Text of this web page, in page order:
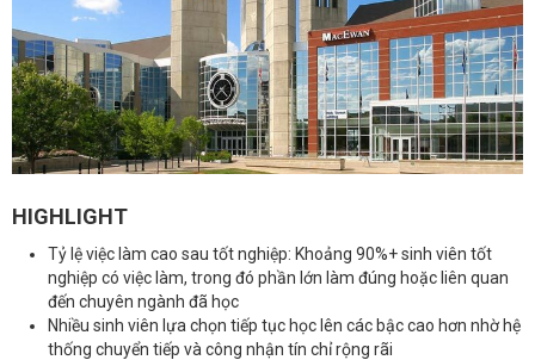
HIGHLIGHT
Tỷ lệ việc làm cao sau tốt nghiệp: Khoảng 90%+ sinh viên tốt
nghiệp có việc làm, trong đó phần lớn làm đúng hoặc liên quan
đến chuyên ngành đã học
Nhiều sinh viên lựa chọn tiếp tục học lên các bậc cao hơn nhờ hệ
thống chuyển tiếp và công nhận tín chỉ rộng rãi